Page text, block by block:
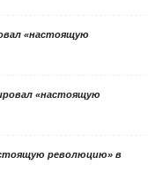
«настоящую
«настоящую
революцию» в